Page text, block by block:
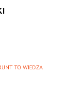
TO WIEDZA